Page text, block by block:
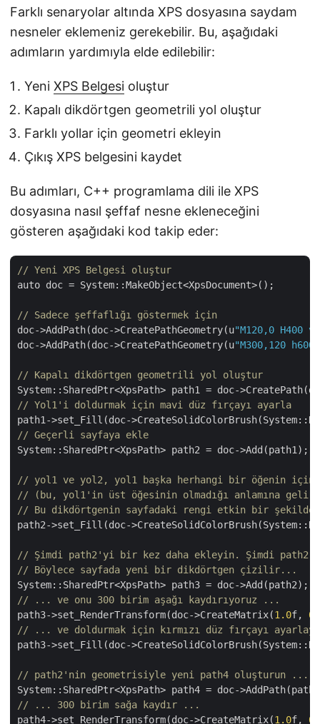
Farklı senaryolar altında XPS dosyasına saydam
nesneler eklemeniz gerekebilir. Bu, aşağıdaki
adımların yardımıyla elde edilebilir:
Yeni XPS Belgesi oluştur
Kapalı dikdörtgen geometrili yol oluştur
Farklı yollar için geometri ekleyin
Çıkış XPS belgesini kaydet
Bu adımları, C++ programlama dili ile XPS
dosyasına nasıl şeffaf nesne ekleneceğini
gösteren aşağıdaki kod takip eder:
// Yeni XPS Belgesi oluştur
auto doc = System::MakeObject<XpsDocument>();
// Sadece şeffaflığı göstermek için
doc->AddPath(doc->CreatePathGeometry(u"M120,0 H400
doc->AddPath(doc->CreatePathGeometry(u"M300,120
// Kapalı dikdörtgen geometrili yol oluştur
System::SharedPtr<XpsPath> path1 = doc-
// Yol1'i doldurmak için mavi düz fırçayı ayarla
// Geçerli sayfaya ekle
System::SharedPtr<XpsPath> path2 = doc->Add(path1);
// yol1 ve yol2, yol1 başka herhangi bir öğenin
// (bu, yol1'in üst öğesinin olmadığı anlamına
// Bu dikdörtgenin sayfadaki rengi etkin bir şekilde
path2->set_Fill(doc-
// Şimdi path2'yi bir kez daha ekleyin. Şimdi
// Böylece sayfada yeni bir dikdörtgen çizilir...
// ... ve onu 300 birim aşağı kaydırıyoruz ...
path3->set_RenderTransform(doc->CreateMatrix(1.0f,
// ... ve doldurmak için kırmızı düz fırçayı
path3->set_Fill(doc-
// path2'nin geometrisiyle yeni path4 oluşturun ...
// ... 300 birim sağa kaydır ...
path4->set_RenderTransform(doc->CreateMatrix(1.0f,